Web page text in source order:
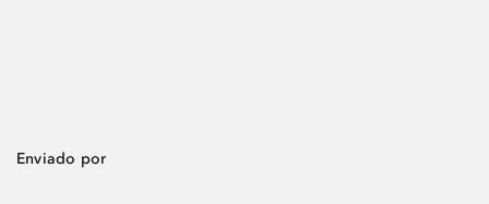
Enviado por